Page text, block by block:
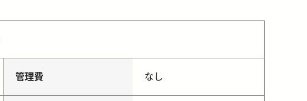
管理費 なし